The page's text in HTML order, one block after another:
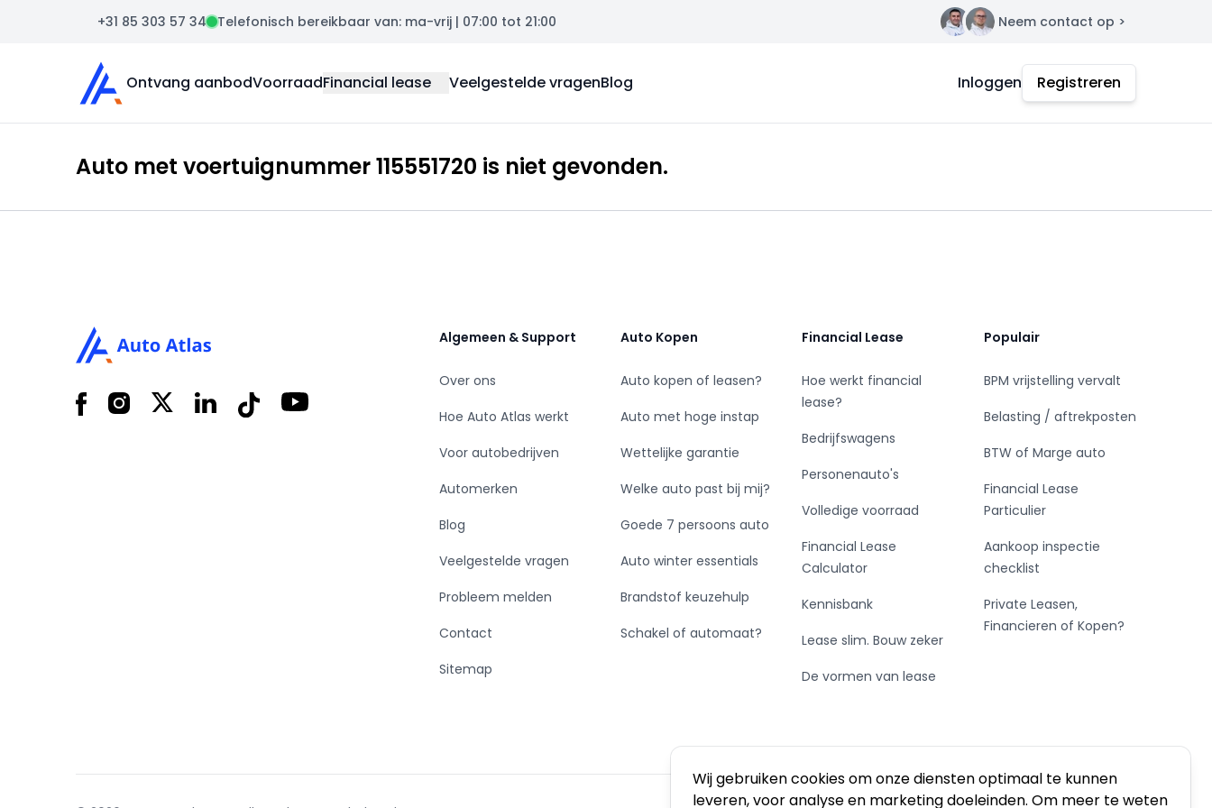
Wij gebruiken cookies om onze diensten optimaal te kunnen
leveren, voor analyse en marketing doeleinden. Om meer te weten
+31 85 303 57 34 Telefonisch bereikbaar van: ma-vrij | 07:00 tot 21:00 Contact Neem contact op >
Auto Atlas
Ontvang aanbodVoorraadFinancial lease Veelgestelde vragenBlog Inloggen Registreren
Auto met voertuignummer 115551720 is niet gevonden.
FacebookInstagram
X LinkedInTiktok YouTube
Algemeen & Support
Over ons
Hoe Auto Atlas werkt
Voor autobedrijven
Automerken
Blog
Veelgestelde vragen
Probleem melden
Contact
Sitemap
Auto Kopen
Auto kopen of leasen?
Auto met hoge instap
Wettelijke garantie
Welke auto past bij mij?
Goede 7 persoons auto
Auto winter essentials
Brandstof keuzehulp
Schakel of automaat?
Financial Lease
Hoe werkt financial
lease?
Bedrijfswagens
Personenauto's
Volledige voorraad
Financial Lease
Calculator
Kennisbank
Lease slim. Bouw zeker
De vormen van lease
Populair
BPM vrijstelling vervalt
Belasting / aftrekposten
BTW of Marge auto
Financial Lease
Particulier
Aankoop inspectie
checklist
Private Leasen,
Financieren of Kopen?